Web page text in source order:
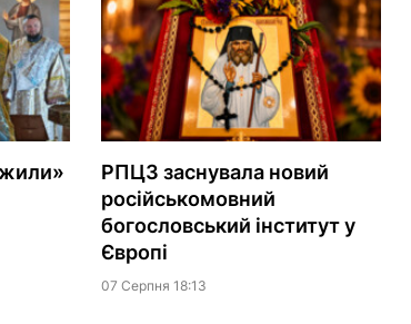
РПЦЗ заснувала новий
російськомовний
богословський інститут у
Європі
07 Серпня 18:13